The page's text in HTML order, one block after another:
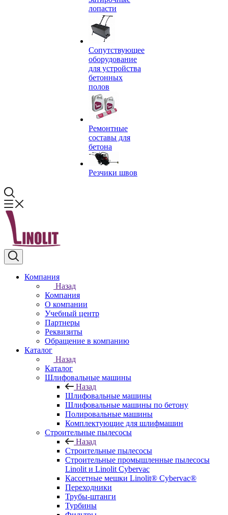
лопасти
Сопутствующее
оборудование
для устройства
бетонных
полов
Ремонтные
составы для
бетона
Резчики швов
Компания
Назад
Компания
О компании
Учебный центр
Партнеры
Реквизиты
Обращение в компанию
Каталог
Назад
Каталог
Шлифовальные машины
Назад
Шлифовальные машины
Шлифовальные машины по бетону
Полировальные машины
Комплектующие для шлифмашин
Строительные пылесосы
Назад
Строительные пылесосы
Строительные промышленные пылесосы
Linolit и Linolit Cybervac
Кассетные мешки Linolit® Cybervac®
Переходники
Трубы-штанги
Турбины